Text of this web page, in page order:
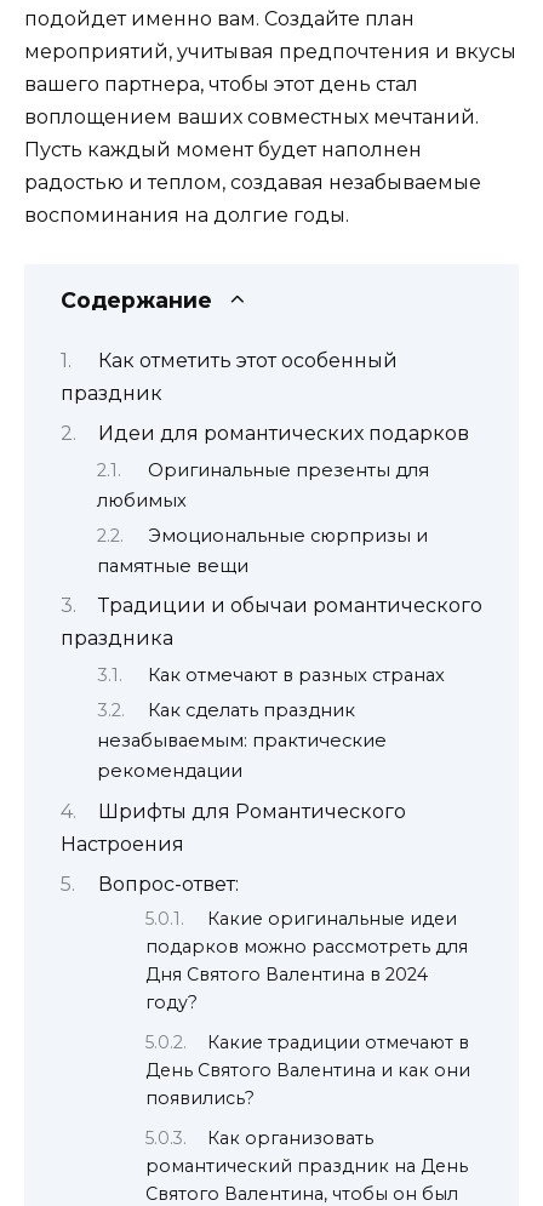
подойдет именно вам. Создайте план
мероприятий, учитывая предпочтения и вкусы
вашего партнера, чтобы этот день стал
воплощением ваших совместных мечтаний.
Пусть каждый момент будет наполнен
радостью и теплом, создавая незабываемые
воспоминания на долгие годы.
Содержание
Как отметить этот особенный
праздник
Идеи для романтических подарков
Оригинальные презенты для
любимых
Эмоциональные сюрпризы и
памятные вещи
Традиции и обычаи романтического
праздника
Как отмечают в разных странах
Как сделать праздник
незабываемым: практические
рекомендации
Шрифты для Романтического
Настроения
Вопрос-ответ:
Какие оригинальные идеи
подарков можно рассмотреть для
Дня Святого Валентина в 2024
году?
Какие традиции отмечают в
День Святого Валентина и как они
появились?
Как организовать
романтический праздник на День
Святого Валентина, чтобы он был